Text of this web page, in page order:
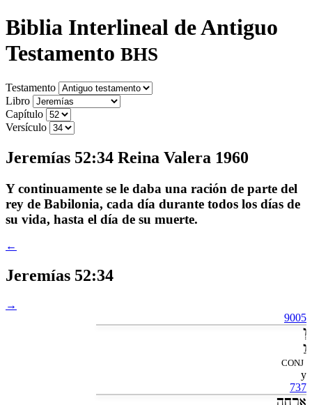
Biblia Interlineal de Antiguo
Testamento BHS
Testamento
Libro
Capítulo
Versículo
Jeremías 52:34 Reina Valera 1960
Y continuamente se le daba una ración de parte del
rey de Babilonia, cada día durante todos los días de
su vida, hasta el día de su muerte.
←
Jeremías 52:34
→
9005
וְ
וַ
CONJ
y
737